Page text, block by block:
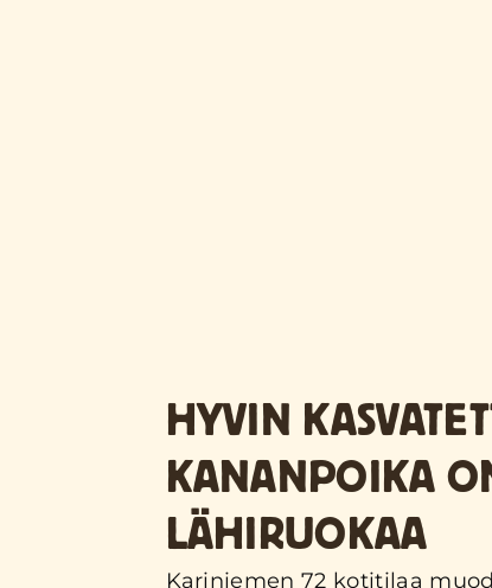
HYVIN
KANANPOIKA
LÄHIRUOKAA
Kariniemen 72 kotitilaa